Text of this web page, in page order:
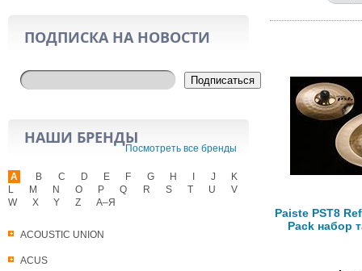
ПОДПИСКА НА НОВОСТИ
Подписаться
НАШИ БРЕНДЫ
Посмотреть все бренды
A
ACOUSTIC UNION
ACUS
B C D E F G H J
K
L
M N O P Q R S T U
V
W
X Y Z А–Я
Paiste PST8
Pack набор